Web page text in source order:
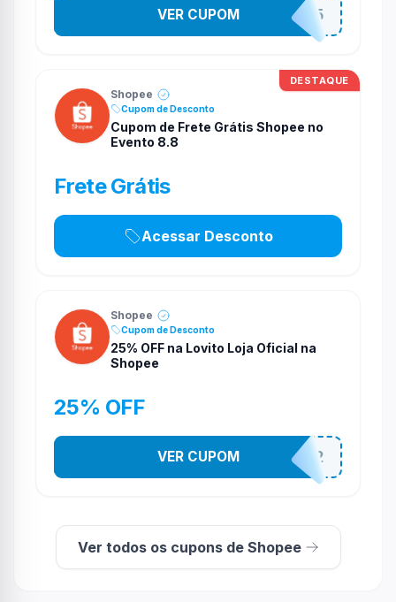
PR3S3NT35
VER CUPOM
DESTAQUE
Shopee
Cupom de Desconto
Cupom de Frete Grátis Shopee no
Evento 8.8
Frete Grátis
Acessar Desconto
Shopee
Cupom de Desconto
25% OFF na Lovito Loja Oficial na
Shopee
25% OFF
141525852
VER CUPOM
Ver todos os cupons de Shopee